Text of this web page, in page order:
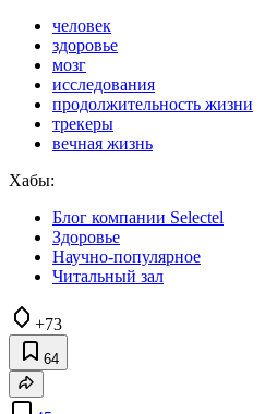
человек
здоровье
мозг
исследования
продолжительность жизни
трекеры
вечная жизнь
Хабы:
Блог компании Selectel
Здоровье
Научно-популярное
Читальный зал
+73
64